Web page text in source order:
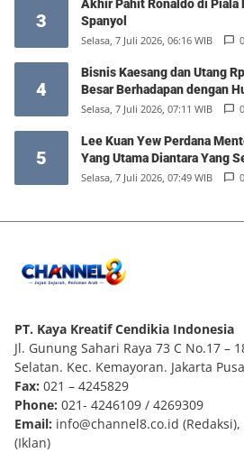
3
Akhir Pahit Ronaldo di Piala
Spanyol
Selasa, 7 Juli 2026, 06:16 WIB 0
4
Bisnis Kaesang dan Utang
Besar Berhadapan dengan
Selasa, 7 Juli 2026, 07:11 WIB 0
5
Lee Kuan Yew Perdana Menteri Singapura 1959-1990,
Yang Utama Diantara Yang
Selasa, 7 Juli 2026, 07:49 WIB 0
PT. Kaya Kreatif Cendikia Indonesia
Jl. Gunung Sahari Raya 73 C No.17 –
Selatan. Kec. Kemayoran. Jakarta
Fax: 021 – 4245829
Phone: 021- 4246109 / 4269309
Email: info@channel8.co.id (Redaksi),
(Iklan)